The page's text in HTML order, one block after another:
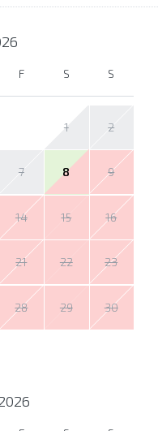
F S S
1 2
7 8 9
14 15 16
21 22 23
28 29 30